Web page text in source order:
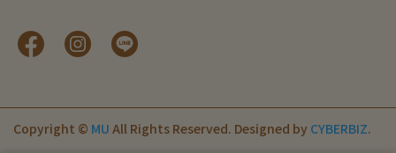
Copyright © MU All Rights Reserved. Designed by CYBERBIZ.